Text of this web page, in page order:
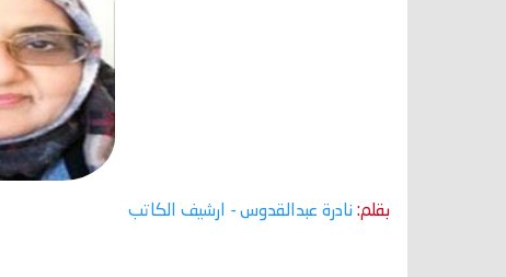
بقلم: نادرة عبدالقدوس - ارشيف الكاتب